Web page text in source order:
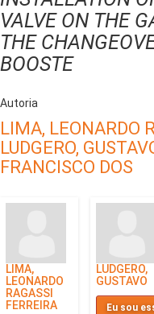
VALVE ON THE
THE
BOOSTE
Autoria
LIMA, LEONARDO
LUDGERO,
FRANCISCO DOS
LIMA,
LEONARDO
RAGASSI
FERREIRA
LUDGERO,
GUSTAVO
Eu sou